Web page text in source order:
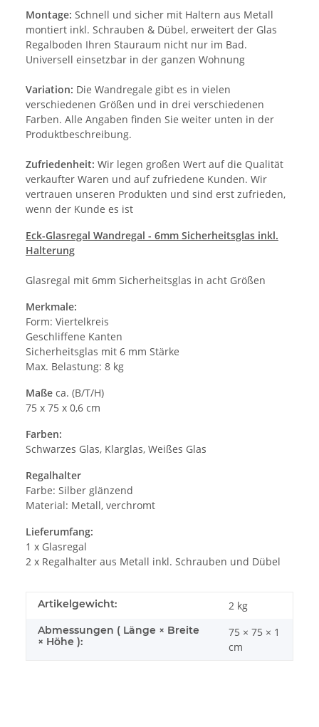
Montage: Schnell und sicher mit Haltern aus Metall
montiert inkl. Schrauben & Dübel, erweitert der Glas
Regalboden Ihren Stauraum nicht nur im Bad.
Universell einsetzbar in der ganzen Wohnung
Variation: Die Wandregale gibt es in vielen
verschiedenen Größen und in drei verschiedenen
Farben. Alle Angaben finden Sie weiter unten in der
Produktbeschreibung.
Zufriedenheit: Wir legen großen Wert auf die Qualität
verkaufter Waren und auf zufriedene Kunden. Wir
vertrauen unseren Produkten und sind erst zufrieden,
wenn der Kunde es ist
Eck-Glasregal Wandregal - 6mm Sicherheitsglas inkl.
Halterung
Glasregal mit 6mm Sicherheitsglas in acht Größen
Merkmale:
Form: Viertelkreis
Geschliffene Kanten
Sicherheitsglas mit 6 mm Stärke
Max. Belastung: 8 kg
Maße ca. (B/T/H)
75 x 75 x 0,6 cm
Farben:
Schwarzes Glas, Klarglas, Weißes Glas
Regalhalter
Farbe: Silber glänzend
Material: Metall, verchromt
Lieferumfang:
1 x Glasregal
2 x Regalhalter aus Metall inkl. Schrauben und Dübel
Artikelgewicht: 2 kg
Abmessungen ( Länge × Breite
× Höhe ):
75 × 75 × 1
cm